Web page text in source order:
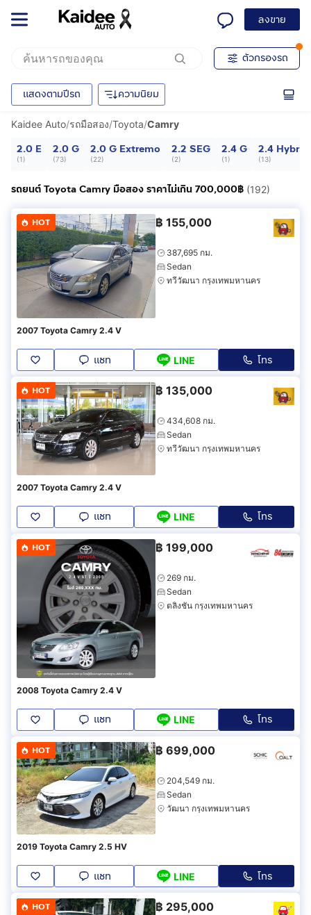
ลงขาย
ตัวกรองรถ
แสดงตามปีรถ ความนิยม
Kaidee Auto/รถมือสอง/Toyota/Camry
2.0 E
(1)
2.0 G
(73)
2.0 G Extremo
(22)
2.2 SEG
(2)
2.4 G
(1)
2.4 Hybrid
(13)
รถยนต์ Toyota Camry มือสอง ราคาไม่เกิน 700,000฿ (192)
HOT ฿ 155,000
387,695 กม.
Sedan
ทวีวัฒนา กรุงเทพมหานคร
2007 Toyota Camry 2.4 V
แชท LINE โทร
HOT ฿ 135,000
434,608 กม.
Sedan
ทวีวัฒนา กรุงเทพมหานคร
2007 Toyota Camry 2.4 V
แชท LINE โทร
HOT ฿ 199,000
269 กม.
Sedan
ตลิ่งชัน กรุงเทพมหานคร
2008 Toyota Camry 2.4 V
แชท LINE โทร
HOT ฿ 699,000
204,549 กม.
Sedan
วัฒนา กรุงเทพมหานคร
2019 Toyota Camry 2.5 HV
แชท LINE โทร
HOT ฿ 295,000